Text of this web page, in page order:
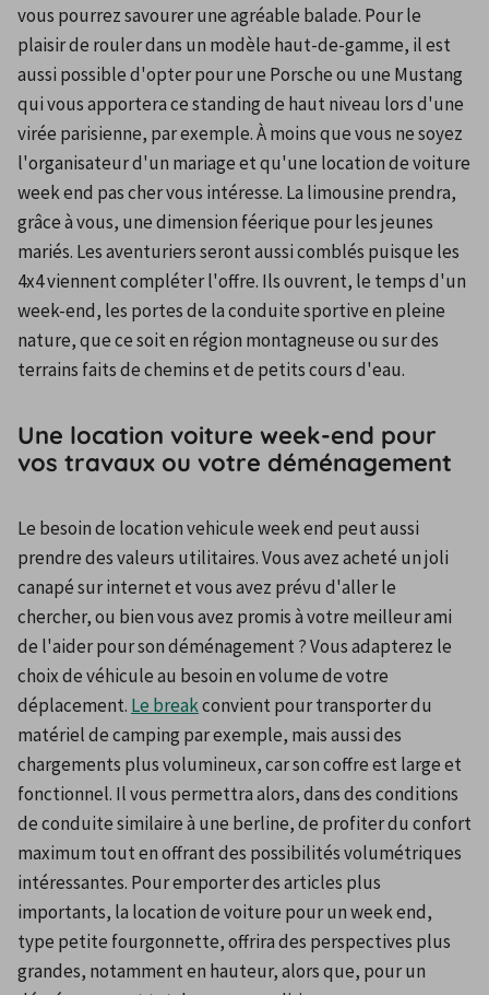
vous pourrez savourer une agréable balade. Pour le
plaisir de rouler dans un modèle haut-de-gamme, il est
aussi possible d'opter pour une Porsche ou une Mustang
qui vous apportera ce standing de haut niveau lors d'une
virée parisienne, par exemple. À moins que vous ne soyez
l'organisateur d'un mariage et qu'une location de voiture
week end pas cher vous intéresse. La limousine prendra,
grâce à vous, une dimension féerique pour les jeunes
mariés. Les aventuriers seront aussi comblés puisque les
4x4 viennent compléter l'offre. Ils ouvrent, le temps d'un
week-end, les portes de la conduite sportive en pleine
nature, que ce soit en région montagneuse ou sur des
terrains faits de chemins et de petits cours d'eau.
Une location voiture week-end pour
vos travaux ou votre déménagement
Le besoin de location vehicule week end peut aussi
prendre des valeurs utilitaires. Vous avez acheté un joli
canapé sur internet et vous avez prévu d'aller le
chercher, ou bien vous avez promis à votre meilleur ami
de l'aider pour son déménagement ? Vous adapterez le
choix de véhicule au besoin en volume de votre
déplacement. Le break convient pour transporter du
matériel de camping par exemple, mais aussi des
chargements plus volumineux, car son coffre est large et
fonctionnel. Il vous permettra alors, dans des conditions
de conduite similaire à une berline, de profiter du confort
maximum tout en offrant des possibilités volumétriques
intéressantes. Pour emporter des articles plus
importants, la location de voiture pour un week end,
type petite fourgonnette, offrira des perspectives plus
grandes, notamment en hauteur, alors que, pour un